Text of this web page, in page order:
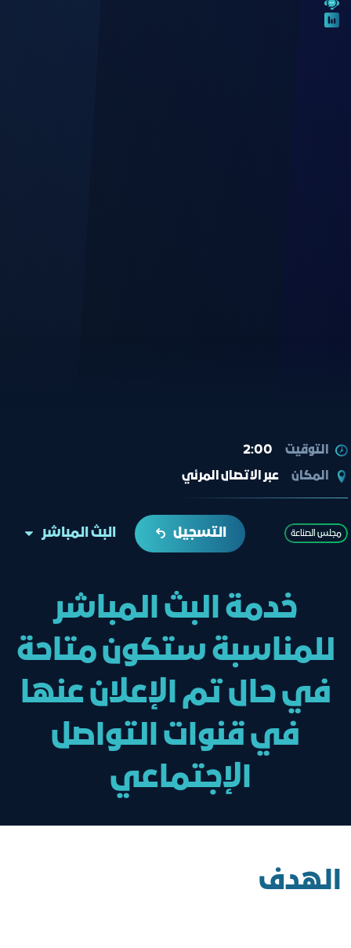
التوقيت
2:00
المكان
عبر الاتصال المرئي
ﻣﺠﻠﺲ اﻟﺼﻨﺎﻋﺔ التسجيل البث المباشر
خدمة البث المباشر
للمناسبة ستكون متاحة
في حال تم الإعلان عنها
في قنوات التواصل
الإجتماعي
الهدف